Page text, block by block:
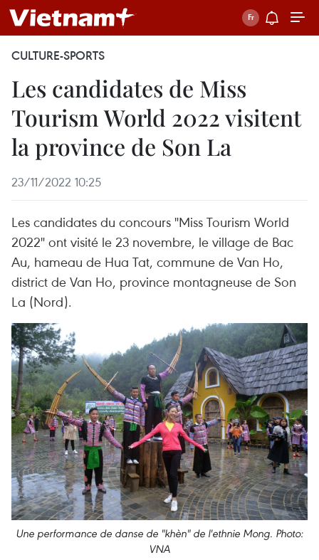
CULTURE-SPORTS
Les candidates de Miss
Tourism World 2022 visitent
la province de Son La
23/11/2022 10:25
Les candidates du concours "Miss Tourism World
2022" ont visité le 23 novembre, le village de Bac
Au, hameau de Hua Tat, commune de Van Ho,
district de Van Ho, province montagneuse de Son
La (Nord).
Une performance de danse de "khèn" de l'ethnie Mong. Photo:
VNA